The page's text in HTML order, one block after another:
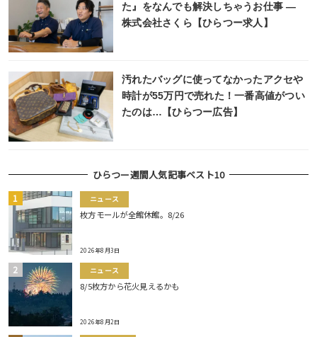
た』をなんでも解決しちゃうお仕事 ―
株式会社さくら【ひらつー求人】
汚れたバッグに使ってなかったアクセや
時計が55万円で売れた！一番高値がつい
たのは…【ひらつー広告】
ひらつー週間人気記事ベスト10
ニュース
枚方モールが全館休館。8/26
2026年8月3日
ニュース
8/5枚方から花火見えるかも
2026年8月2日